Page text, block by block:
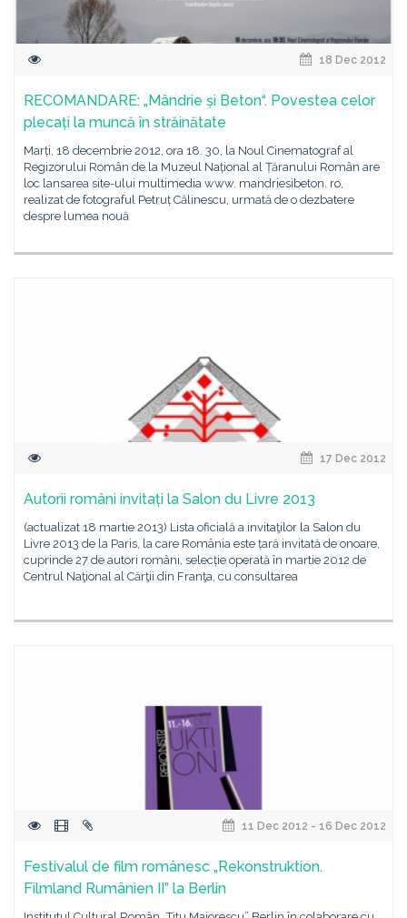
18 Dec 2012
RECOMANDARE: „Mândrie și Beton“. Povestea celor
plecați la muncă în străinătate
Marți, 18 decembrie 2012, ora 18. 30, la Noul Cinematograf al
Regizorului Român de la Muzeul Național al Țăranului Român are
loc lansarea site-ului multimedia www. mandriesibeton. ro,
realizat de fotograful Petruț Călinescu, urmată de o dezbatere
despre lumea nouă
17 Dec 2012
Autorii români invitați la Salon du Livre 2013
(actualizat 18 martie 2013) Lista oficială a invitaţilor la Salon du
Livre 2013 de la Paris, la care România este țară invitată de onoare,
cuprinde 27 de autori români, selecție operată în martie 2012 de
Centrul Naţional al Cărţii din Franţa, cu consultarea
11 Dec 2012 - 16 Dec 2012
Festivalul de film românesc „Rekonstruktion.
Filmland Rumänien II” la Berlin